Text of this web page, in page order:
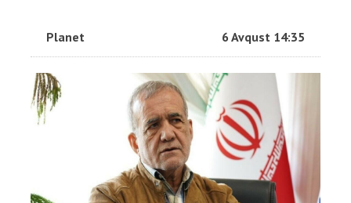
Planet 6 Avqust 14:35